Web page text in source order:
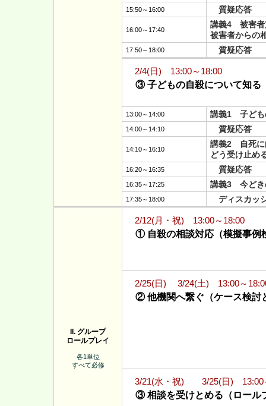
15:50～16:00 質疑応答
16:00～17:40
講義4 被害者
被害者からの
17:50～18:00 質疑応答
2/4(日) 13:00～18:00
③ 子どもの自殺について知る
13:00～14:00 講義1 子ども
14:00～14:10 質疑応答
14:10～16:10
講義2 自死に
どう受け止め
16:20～16:35 質疑応答
16:35～17:25 講義3 今どき
17:35～18:00 ディスカッ
II. グループ
ロールプレイ
各1単位
すべて必修
2/12(月・祝) 13:00～18:00
① 自殺の相談対応（模擬事例
2/25(日) 3/24(土) 13:00～
② 他機関へ繋ぐ（ケース検討
3/21(水・祝) 3/25(日) 13:00
③ 相談を受けとめる（ロール